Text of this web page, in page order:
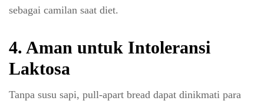
sebagai camilan saat diet.
4. Aman untuk Intoleransi
Laktosa
Tanpa susu sapi, pull-apart bread dapat dinikmati para